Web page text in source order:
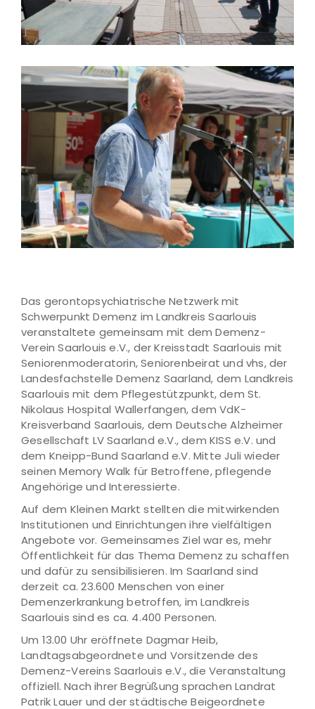
Das gerontopsychiatrische Netzwerk mit
Schwerpunkt Demenz im Landkreis Saarlouis
veranstaltete gemeinsam mit dem Demenz-
Verein Saarlouis e.V., der Kreisstadt Saarlouis mit
Seniorenmoderatorin, Seniorenbeirat und vhs, der
Landesfachstelle Demenz Saarland, dem Landkreis
Saarlouis mit dem Pflegestützpunkt, dem St.
Nikolaus Hospital Wallerfangen, dem VdK-
Kreisverband Saarlouis, dem Deutsche Alzheimer
Gesellschaft LV Saarland e.V., dem KISS e.V. und
dem Kneipp-Bund Saarland e.V. Mitte Juli wieder
seinen Memory Walk für Betroffene, pflegende
Angehörige und Interessierte.
Auf dem Kleinen Markt stellten die mitwirkenden
Institutionen und Einrichtungen ihre vielfältigen
Angebote vor. Gemeinsames Ziel war es, mehr
Öffentlichkeit für das Thema Demenz zu schaffen
und dafür zu sensibilisieren. Im Saarland sind
derzeit ca. 23.600 Menschen von einer
Demenzerkrankung betroffen, im Landkreis
Saarlouis sind es ca. 4.400 Personen.
Um 13.00 Uhr eröffnete Dagmar Heib,
Landtagsabgeordnete und Vorsitzende des
Demenz-Vereins Saarlouis e.V., die Veranstaltung
offiziell. Nach ihrer Begrüßung sprachen Landrat
Patrik Lauer und der städtische Beigeordnete